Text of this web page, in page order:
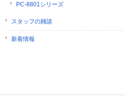
PC-8801シリーズ
スタッフの雑談
新着情報